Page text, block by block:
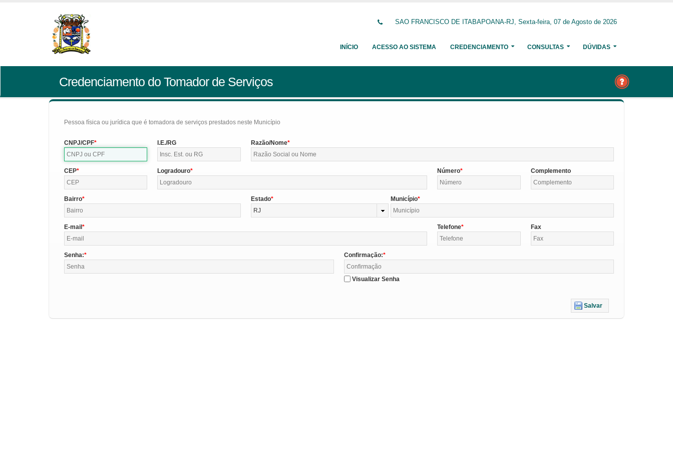
SAO FRANCISCO DE ITABAPOANA-RJ, Sexta-feira, 07 de Agosto de 2026
INÍCIO ACESSO AO SISTEMA CREDENCIAMENTO CONSULTAS DÚVIDAS
Credenciamento do Tomador de Serviços
Pessoa física ou jurídica que é tomadora de serviços prestados neste Município
CNPJ/CPF I.E./RG Razão/Nome
CEP Logradouro Número Complemento
Bairro
Estado
RJ
Município
E-mail Telefone Fax
Senha: Confirmação:
Visualizar Senha
Salvar